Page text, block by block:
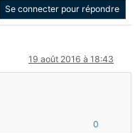
Se connecter pour répondre
19 août 2016 à 18:43
0